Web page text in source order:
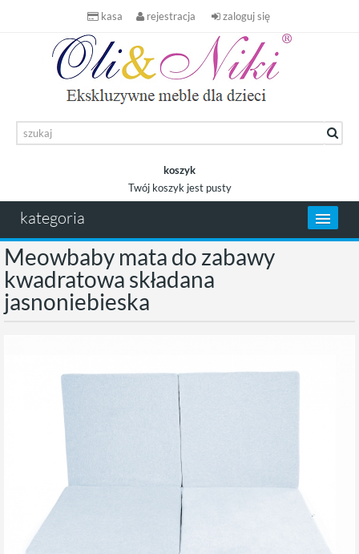
kasa rejestracja zaloguj się
koszyk
Twój koszyk jest pusty
kategoria
Meowbaby mata do zabawy
kwadratowa składana
jasnoniebieska